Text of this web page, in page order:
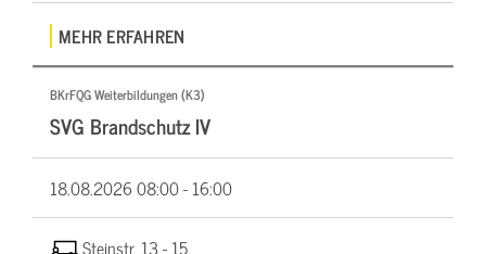
MEHR ERFAHREN
BKrFQG Weiterbildungen (K3)
SVG Brandschutz IV
18.08.202608:00 - 16:00
Steinstr. 13 - 15,